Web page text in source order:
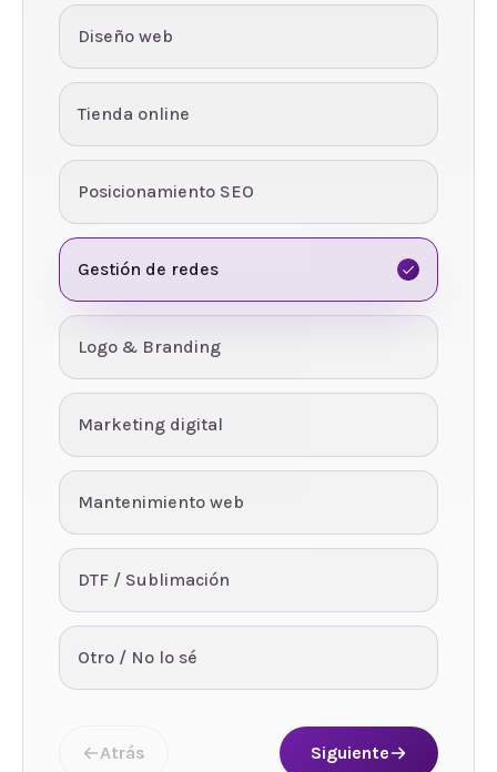
Diseño web
Tienda online
Posicionamiento SEO
Gestión de redes
Logo & Branding
Marketing digital
Mantenimiento web
DTF / Sublimación
Otro / No lo sé
Atrás Siguiente